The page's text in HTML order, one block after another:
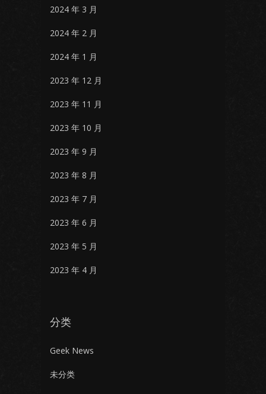
2024 年 3 月
2024 年 2 月
2024 年 1 月
2023 年 12 月
2023 年 11 月
2023 年 10 月
2023 年 9 月
2023 年 8 月
2023 年 7 月
2023 年 6 月
2023 年 5 月
2023 年 4 月
分类
Geek News
未分类